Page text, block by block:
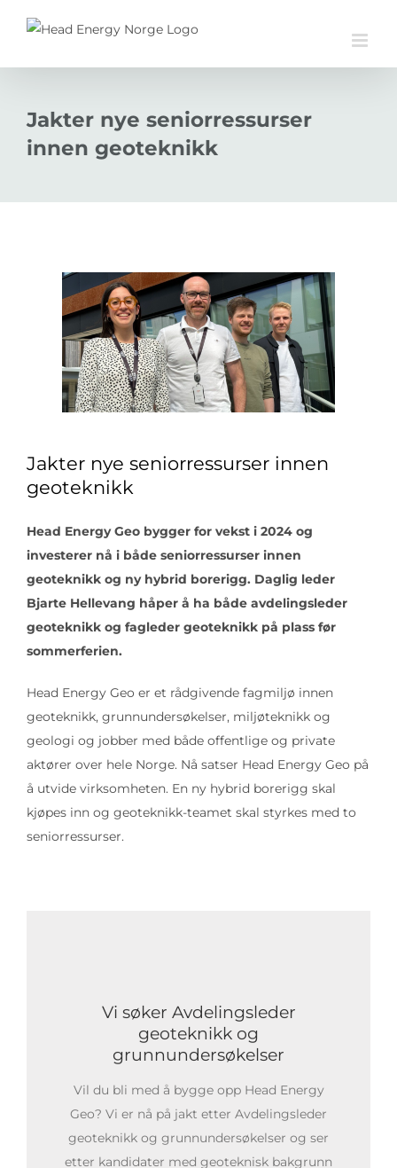
Jakter nye seniorressurser
innen geoteknikk
Jakter nye seniorressurser innen
geoteknikk
Head Energy Geo bygger for vekst i 2024 og
investerer nå i både seniorressurser innen
geoteknikk og ny hybrid borerigg. Daglig leder
Bjarte Hellevang håper å ha både avdelingsleder
geoteknikk og fagleder geoteknikk på plass før
sommerferien.
Head Energy Geo er et rådgivende fagmiljø innen
geoteknikk, grunnundersøkelser, miljøteknikk og
geologi og jobber med både offentlige og private
aktører over hele Norge. Nå satser Head Energy Geo på
å utvide virksomheten. En ny hybrid borerigg skal
kjøpes inn og geoteknikk-teamet skal styrkes med to
seniorressurser.
Vi søker Avdelingsleder
geoteknikk og
grunnundersøkelser
Vil du bli med å bygge opp Head Energy
Geo? Vi er nå på jakt etter Avdelingsleder
geoteknikk og grunnundersøkelser og ser
etter kandidater med geoteknisk bakgrunn